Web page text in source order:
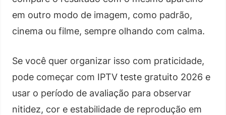
em outro modo de imagem, como padrão,
cinema ou filme, sempre olhando com calma.
Se você quer organizar isso com praticidade,
pode começar com IPTV teste gratuito 2026 e
usar o período de avaliação para observar
nitidez, cor e estabilidade de reprodução em